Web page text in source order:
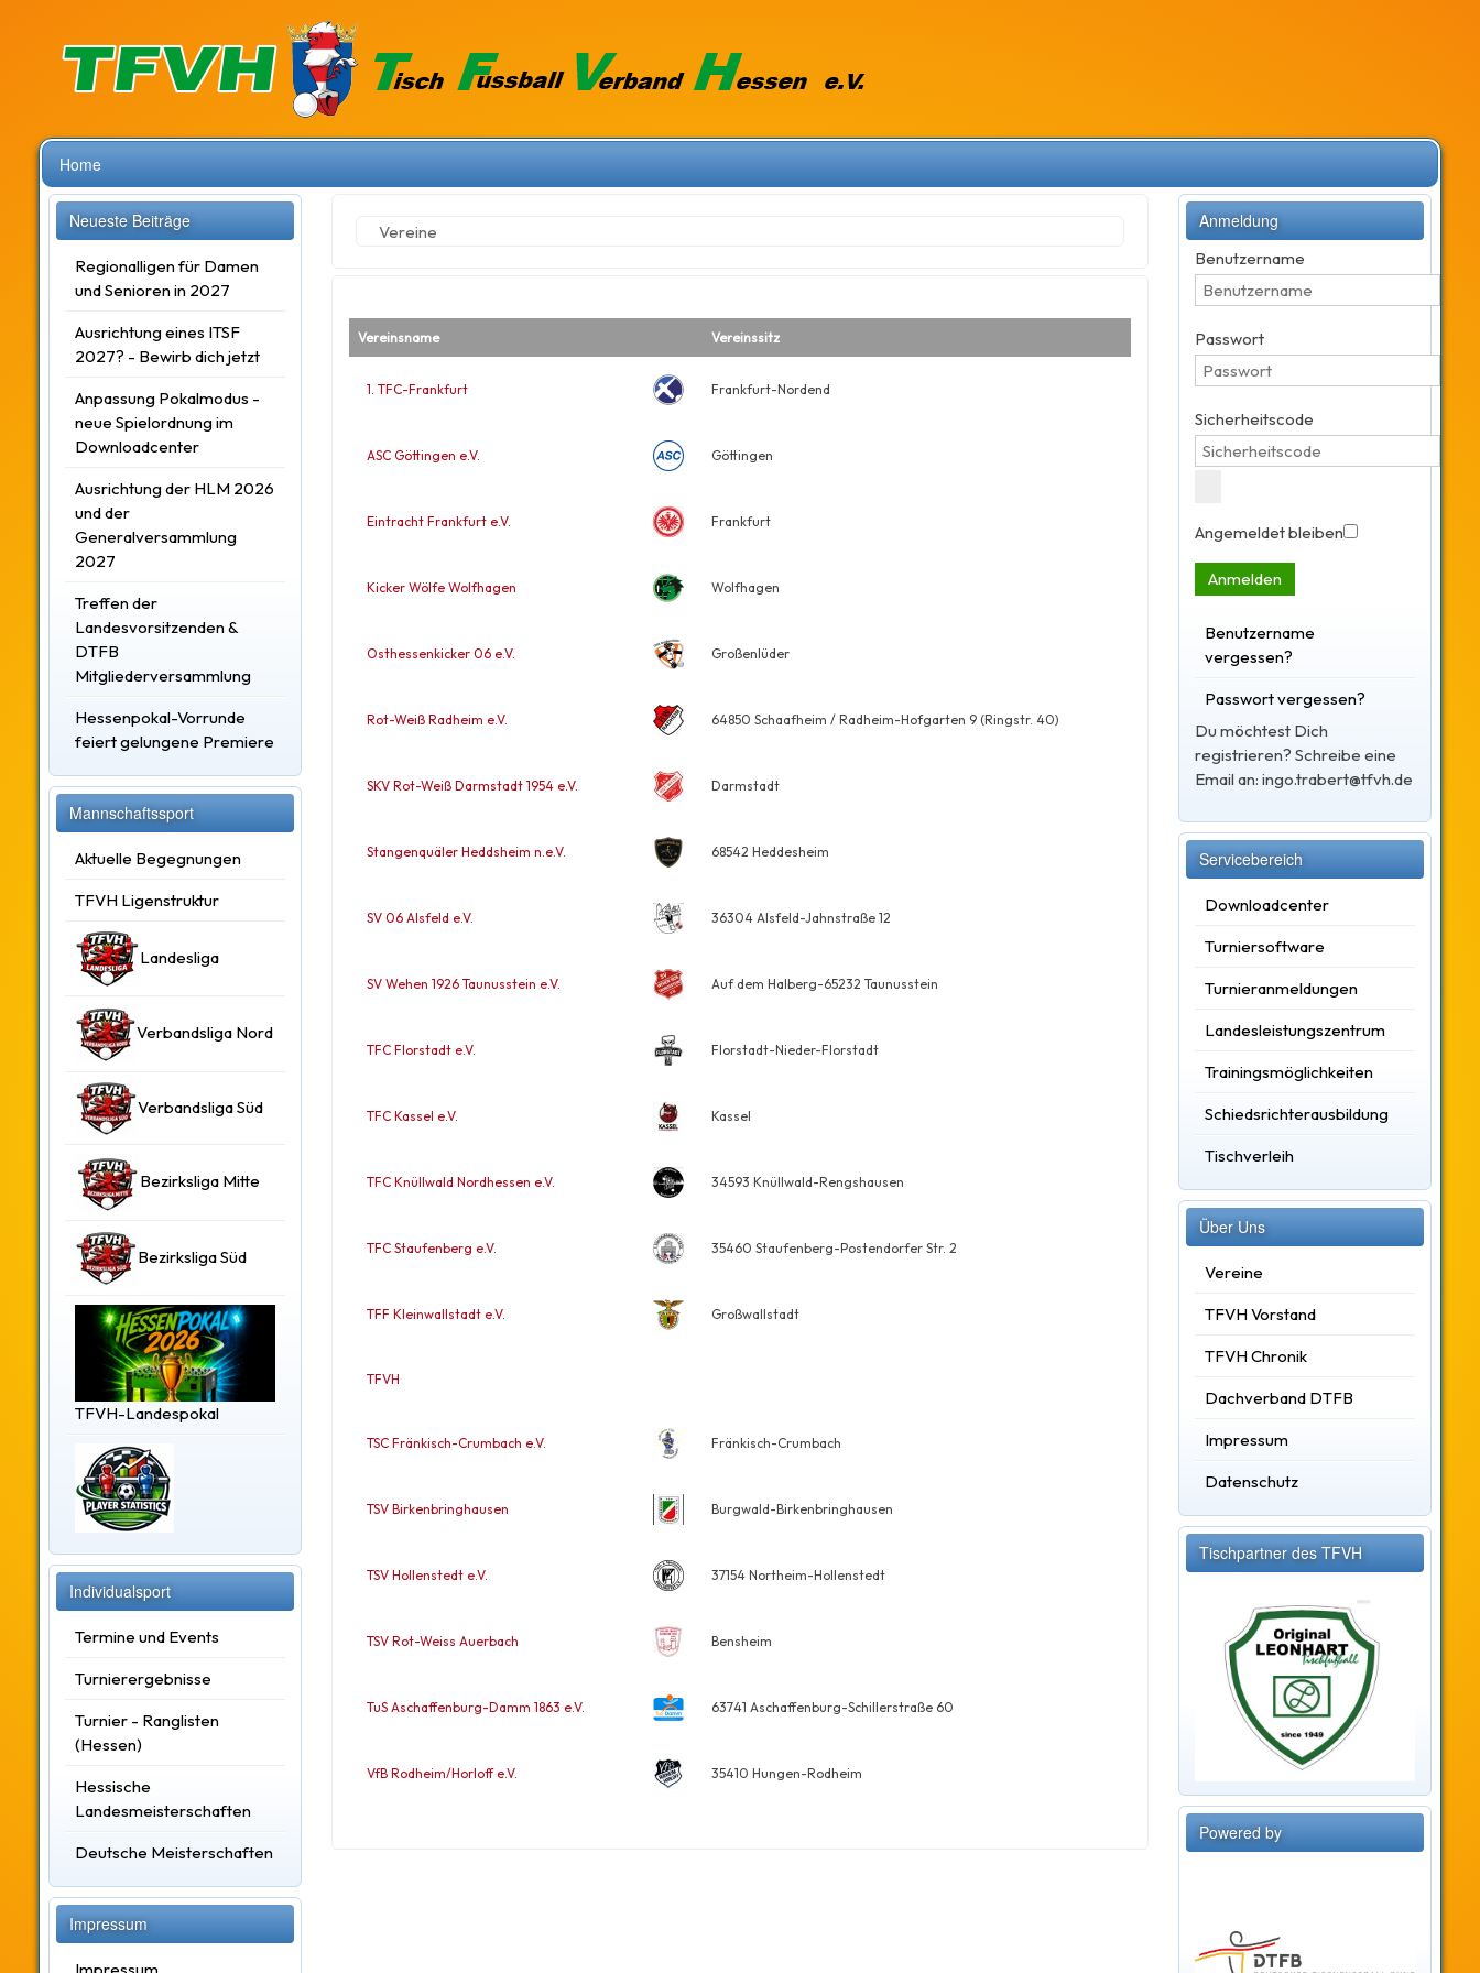
Home
Neueste Beiträge
Regionalligen für Damen
und Senioren in 2027
Ausrichtung eines ITSF
2027? - Bewirb dich jetzt
Anpassung Pokalmodus -
neue Spielordnung im
Downloadcenter
Ausrichtung der HLM 2026
und der
Generalversammlung
2027
Treffen der
Landesvorsitzenden &
DTFB
Mitgliederversammlung
Hessenpokal-Vorrunde
feiert gelungene Premiere
Mannschaftssport
Aktuelle Begegnungen
TFVH Ligenstruktur
Landesliga
Verbandsliga Nord
Verbandsliga Süd
Bezirksliga Mitte
Bezirksliga Süd
TFVH-Landespokal
Individualsport
Termine und Events
Turnierergebnisse
Turnier - Ranglisten
(Hessen)
Hessische
Landesmeisterschaften
Deutsche Meisterschaften
Impressum
Vereine
Vereinsname Vereinssitz
1. TFC-Frankfurt Frankfurt-Nordend
ASC Göttingen e.V. Göttingen
Eintracht Frankfurt e.V. Frankfurt
Kicker Wölfe Wolfhagen Wolfhagen
Osthessenkicker 06 e.V. Großenlüder
Rot-Weiß Radheim e.V. 64850 Schaafheim / Radheim-Hofgarten 9 (Ringstr. 40)
SKV Rot-Weiß Darmstadt 1954 e.V. Darmstadt
Stangenquäler Heddsheim n.e.V. 68542 Heddesheim
SV 06 Alsfeld e.V. 36304 Alsfeld-Jahnstraße 12
SV Wehen 1926 Taunusstein e.V. Auf dem Halberg-65232 Taunusstein
TFC Florstadt e.V. Florstadt-Nieder-Florstadt
TFC Kassel e.V. Kassel
TFC Knüllwald Nordhessen e.V. 34593 Knüllwald-Rengshausen
TFC Staufenberg e.V. 35460 Staufenberg-Postendorfer Str. 2
TFF Kleinwallstadt e.V. Großwallstadt
TFVH
TSC Fränkisch-Crumbach e.V. Fränkisch-Crumbach
TSV Birkenbringhausen Burgwald-Birkenbringhausen
TSV Hollenstedt e.V. 37154 Northeim-Hollenstedt
TSV Rot-Weiss Auerbach Bensheim
TuS Aschaffenburg-Damm 1863 e.V. 63741 Aschaffenburg-Schillerstraße 60
VfB Rodheim/Horloff e.V. 35410 Hungen-Rodheim
Anmeldung
Benutzername
Passwort
Sicherheitscode
Angemeldet bleiben
Anmelden
Benutzername
vergessen?
Passwort vergessen?
Du möchtest Dich
registrieren? Schreibe eine
Email an: ingo.trabert@tfvh.de
Servicebereich
Downloadcenter
Turniersoftware
Turnieranmeldungen
Landesleistungszentrum
Trainingsmöglichkeiten
Schiedsrichterausbildung
Tischverleih
Über Uns
Vereine
TFVH Vorstand
TFVH Chronik
Dachverband DTFB
Impressum
Datenschutz
Tischpartner des TFVH
Powered by